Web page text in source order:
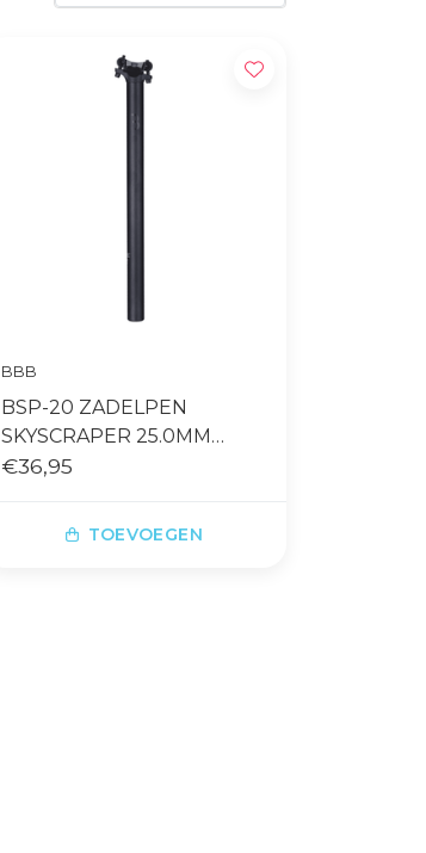
BBB
BSP-20 ZADELPEN
SKYSCRAPER 25.0MM
ZWART
€36,95
TOEVOEGEN